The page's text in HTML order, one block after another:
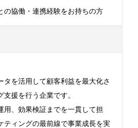
の協働・連携経験をお持ちの方
タを活用して顧客利益を最大化さ
援を行う企業です。
用、効果検証までを一貫して担
ティングの最前線で事業成長を実